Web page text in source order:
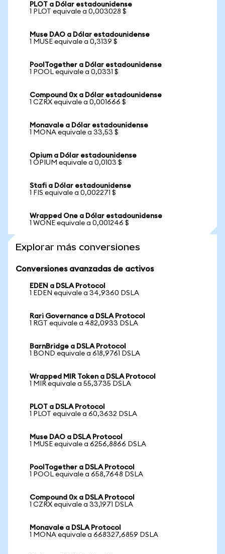
PLOT a Dólar estadounidense
1 PLOT equivale a 0,003028 $
Muse DAO a Dólar estadounidense
1 MUSE equivale a 0,3139 $
PoolTogether a Dólar estadounidense
1 POOL equivale a 0,0331 $
Compound 0x a Dólar estadounidense
1 CZRX equivale a 0,001666 $
Monavale a Dólar estadounidense
1 MONA equivale a 33,53 $
Opium a Dólar estadounidense
1 OPIUM equivale a 0,0103 $
Stafi a Dólar estadounidense
1 FIS equivale a 0,002271 $
Wrapped One a Dólar estadounidense
1 WONE equivale a 0,001246 $
Explorar más conversiones
Conversiones avanzadas de activos
EDEN a DSLA Protocol
1 EDEN equivale a 34,9360 DSLA
Rari Governance a DSLA Protocol
1 RGT equivale a 482,0933 DSLA
BarnBridge a DSLA Protocol
1 BOND equivale a 618,9761 DSLA
Wrapped MIR Token a DSLA Protocol
1 MIR equivale a 55,3735 DSLA
PLOT a DSLA Protocol
1 PLOT equivale a 60,3632 DSLA
Muse DAO a DSLA Protocol
1 MUSE equivale a 6256,8866 DSLA
PoolTogether a DSLA Protocol
1 POOL equivale a 658,7648 DSLA
Compound 0x a DSLA Protocol
1 CZRX equivale a 33,1971 DSLA
Monavale a DSLA Protocol
1 MONA equivale a 668327,6859 DSLA